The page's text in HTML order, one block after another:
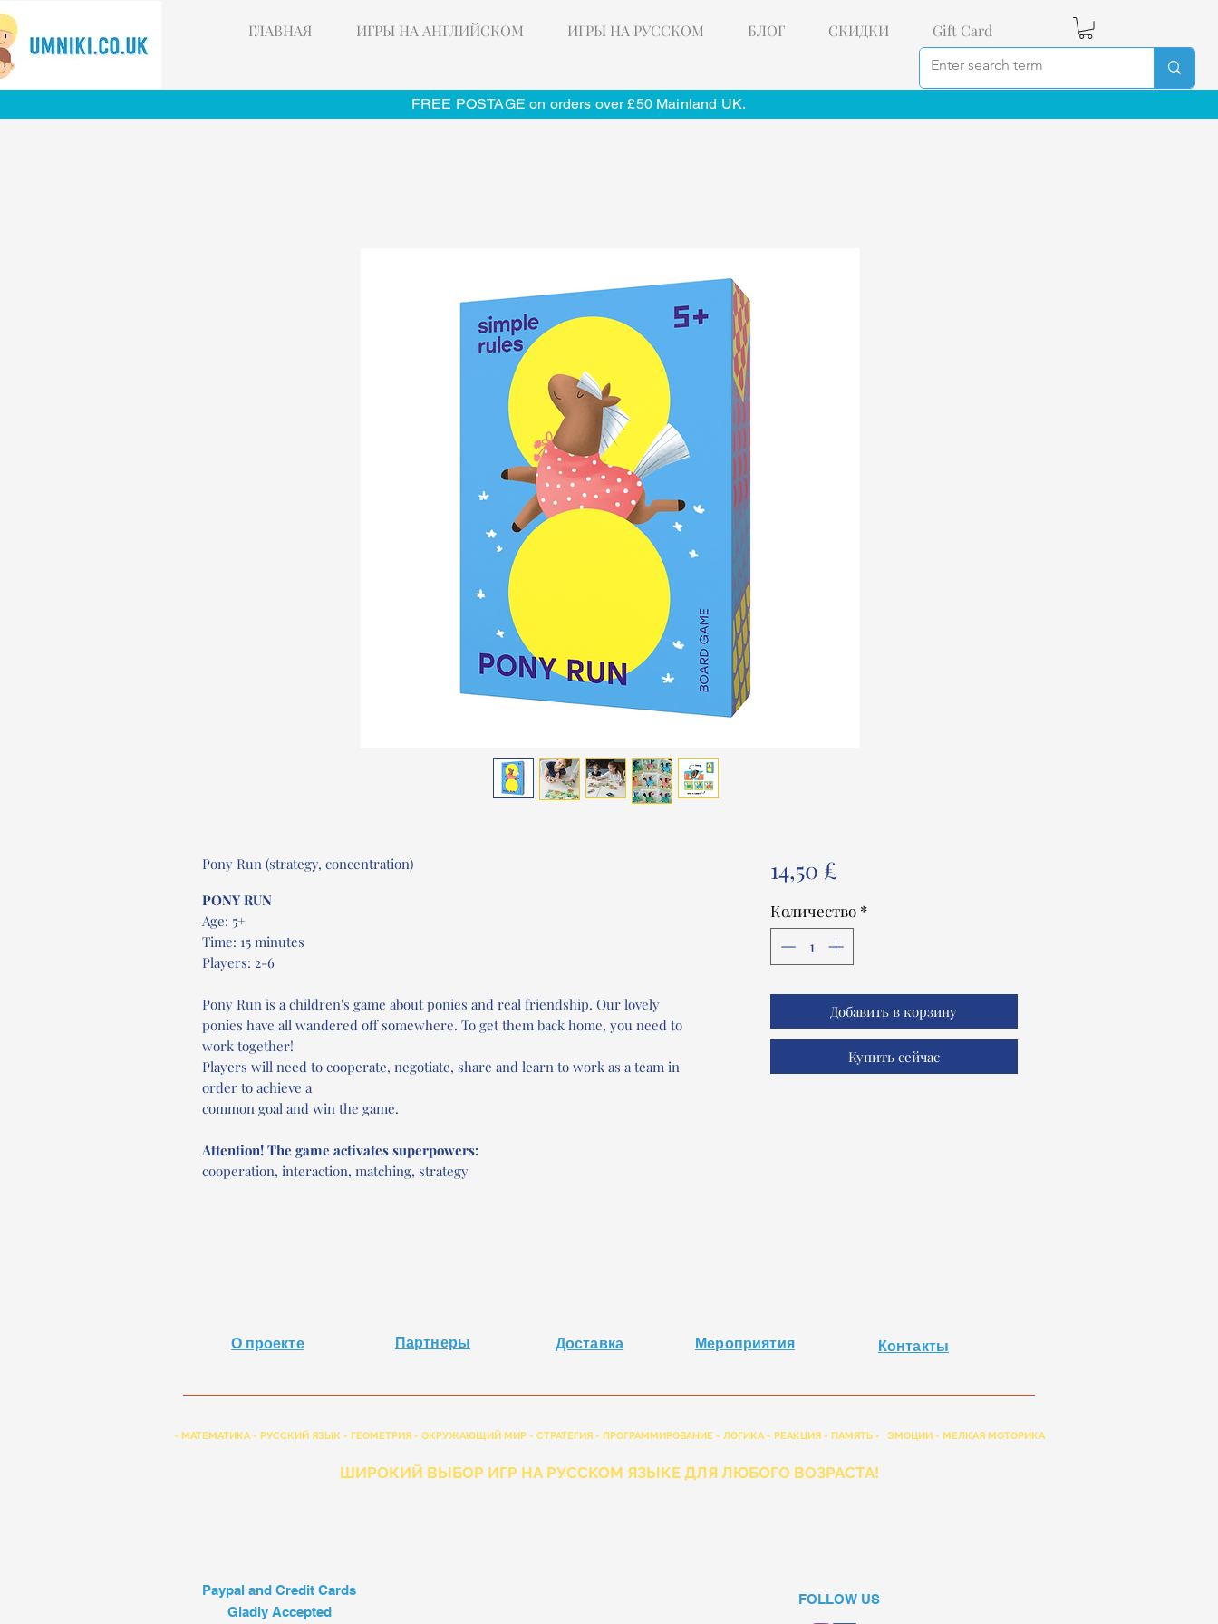
ГЛАВНАЯ ИГРЫ НА АНГЛИЙСКОМ ИГРЫ НА РУССКОМ БЛОГ СКИДКИ Gift Card
FREE POSTAGE on orders over £50 Mainland UK.
Pony Run (strategy, concentration)
PONY RUN
Age: 5+
Time: 15 minutes
Players: 2-6
Pony Run is a children's game about ponies and real friendship. Our lovely
ponies have all wandered off somewhere. To get them back home, you need to
work together!
Players will need to cooperate, negotiate, share and learn to work as a team in
order to achieve a
common goal and win the game.
Attention! The game activates superpowers:
cooperation, interaction, matching, strategy
14,50 £Цена
Количество *
Добавить в корзину
Купить сейчас
О проекте Партнеры Доставка Мероприятия Контакты
- МАТЕМАТИКА - РУССКИЙ ЯЗЫК - ГЕОМЕТРИЯ - ОКРУЖАЮЩИЙ МИР - СТРАТЕГИЯ - ПРОГРАММИРОВАНИЕ - ЛОГИКА - РЕАКЦИЯ - ПАМЯТЬ - ЭМОЦИИ - МЕЛКАЯ МОТОРИКА
ШИРОКИЙ ВЫБОР ИГР НА РУССКОМ ЯЗЫКЕ ДЛЯ ЛЮБОГО ВОЗРАСТА!
Paypal and Credit Cards
Gladly Accepted
FOLLOW US